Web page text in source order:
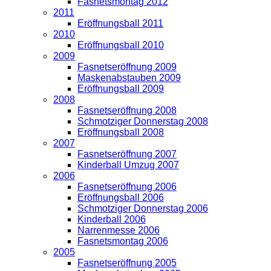
2011
Eröffnungsball 2011
2010
Eröffnungsball 2010
2009
Fasnetseröffnung 2009
Maskenabstauben 2009
Eröffnungsball 2009
2008
Fasnetseröffnung 2008
Schmotziger Donnerstag 2008
Eröffnungsball 2008
2007
Fasnetseröffnung 2007
Kinderball Umzug 2007
2006
Fasnetseröffnung 2006
Eröffnungsball 2006
Schmotziger Donnerstag 2006
Kinderball 2006
Narrenmesse 2006
Fasnetsmontag 2006
2005
Fasnetseröffnung 2005